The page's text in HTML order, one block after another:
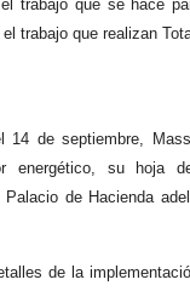
trabajo que se hace
trabajo que realizan
14 de septiembre,
energético, su hoja
de Hacienda
de la